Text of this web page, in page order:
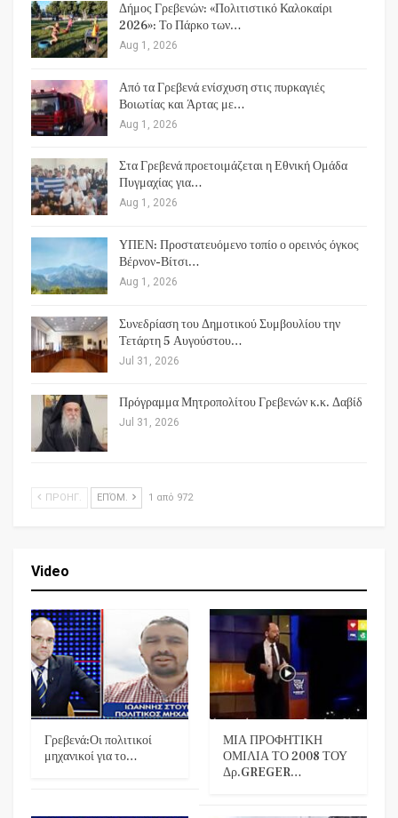
Δήμος Γρεβενών: «Πολιτιστικό Καλοκαίρι
2026»: Το Πάρκο των…
Aug 1, 2026
Από τα Γρεβενά ενίσχυση στις πυρκαγιές
Βοιωτίας και Άρτας με…
Aug 1, 2026
Στα Γρεβενά προετοιμάζεται η Εθνική Ομάδα
Πυγμαχίας για…
Aug 1, 2026
ΥΠΕΝ: Προστατευόμενο τοπίο ο ορεινός όγκος
Βέρνον-Βίτσι…
Aug 1, 2026
Συνεδρίαση του Δημοτικού Συμβουλίου την
Τετάρτη 5 Αυγούστου…
Jul 31, 2026
Πρόγραμμα Μητροπολίτου Γρεβενών κ.κ. Δαβίδ
Jul 31, 2026
ΠΡΟΗΓ. ΕΠΌΜ. 1 από 972
Video
Γρεβενά:Οι πολιτικοί
μηχανικοί για το…
ΜΙΑ ΠΡΟΦΗΤΙΚΗ
ΟΜΙΛΙΑ ΤΟ 2008 ΤΟΥ
Δρ.GREGER…